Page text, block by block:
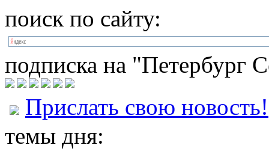
поиск по сайту:
подписка на "Петербург
Прислать свою новость!
темы дня: